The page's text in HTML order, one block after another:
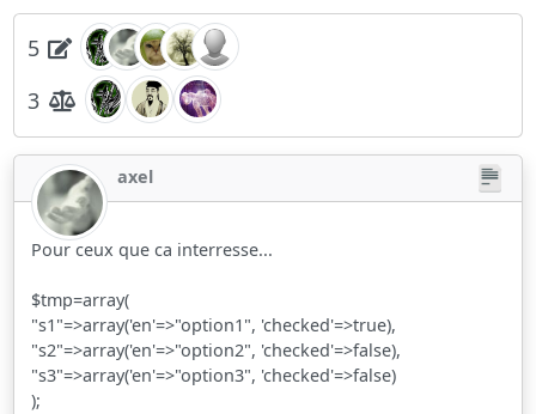
5
3
axel
Pour ceux que ca interresse...
$tmp=array(
"s1"=>array('en'=>"option1", 'checked'=>true),
"s2"=>array('en'=>"option2", 'checked'=>false),
"s3"=>array('en'=>"option3", 'checked'=>false)
);